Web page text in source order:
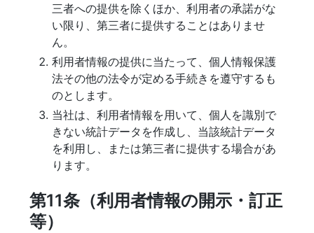
三者への提供を除くほか、利用者の承諾がな
い限り、第三者に提供することはありませ
ん。
利用者情報の提供に当たって、個人情報保護
法その他の法令が定める手続きを遵守するも
のとします。
当社は、利用者情報を用いて、個人を識別で
きない統計データを作成し、当該統計データ
を利用し、または第三者に提供する場合があ
ります。
第11条（利用者情報の開示・訂正
等）